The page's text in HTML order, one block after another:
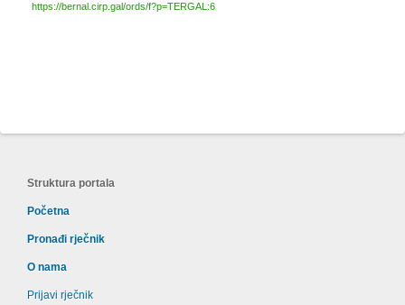
https://bernal.cirp.gal/ords/f?p=TERGAL:6
Struktura portala
Početna
Pronađi rječnik
O nama
Prijavi rječnik